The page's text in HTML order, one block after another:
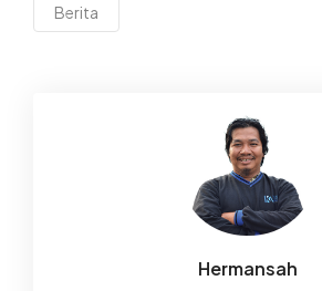
Berita
Hermansah